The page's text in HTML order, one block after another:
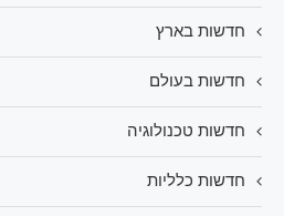
חדשות בארץ
חדשות בעולם
חדשות טכנולוגיה
חדשות כלליות